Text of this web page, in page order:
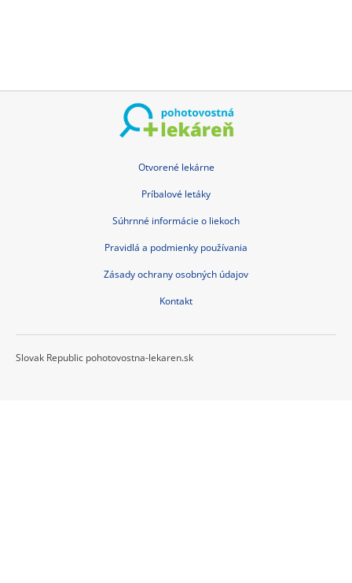
Otvorené lekárne
Príbalové letáky
Súhrnné informácie o liekoch
Pravidlá a podmienky používania
Zásady ochrany osobných údajov
Kontakt
Slovak Republic pohotovostna-lekaren.sk